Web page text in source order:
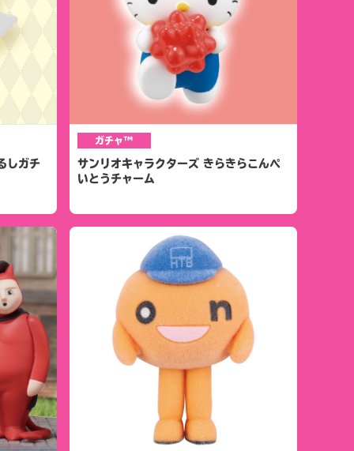
しガチ
ガチャ™
サンリオキャラクターズ きらきらこんぺ
いとうチャーム